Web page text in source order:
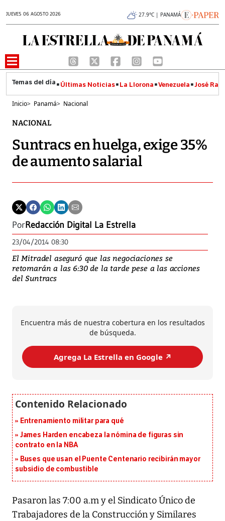
JUEVES 06 AGOSTO 2026 27.9°C | PANAMÁ
Últimas Noticias La Llorona Venezuela José
Inicio> Panamá> Nacional
NACIONAL
Suntracs en huelga, exige 35%
de aumento salarial
PorRedacción Digital La Estrella
23/04/2014 08:30
El Mitradel aseguró que las negociaciones se
retomarán a las 6:30 de la tarde pese a las acciones
del Suntracs
Encuentra más de nuestra cobertura en los resultados
de búsqueda.
Agrega La Estrella en Google ↗️
Entrenamiento militar para qué
James Harden encabeza la nómina de figuras sin
contrato en la NBA
Buses que usan el Puente Centenario recibirán mayor
subsidio de combustible
Pasaron las 7:00 a.m y el Sindicato Único de
Trabajadores de la Construcción y Similares